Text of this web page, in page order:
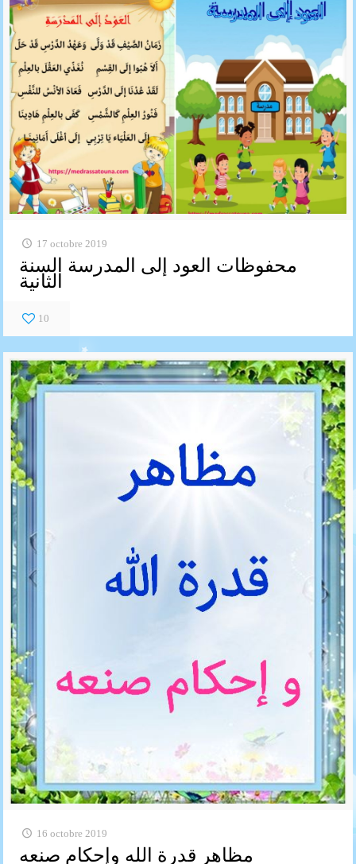
17 octobre 2019
محفوظات العود إلى المدرسة السنة
الثانية
10
16 octobre 2019
مظاهر قدرة الله وإحكام صنعه